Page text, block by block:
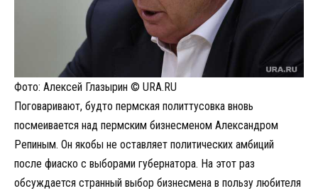
Фото: Алексей Глазырин © URA.RU
Поговаривают, будто пермская политтусовка вновь
посмеивается над пермским бизнесменом Александром
Репиным. Он якобы не оставляет политических амбиций
после фиаско с выборами губернатора. На этот раз
обсуждается странный выбор бизнесмена в пользу любителя